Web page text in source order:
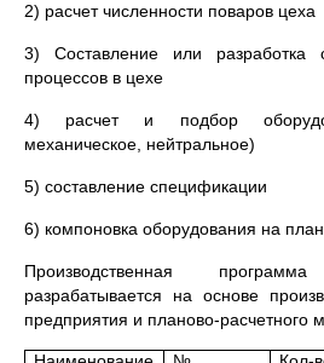
2) расчет численности поваров цеха
3) Составление или разработка
процессов в цехе
4) расчет и подбор
механическое, нейтральное)
5) составление спецификации
6) компоновка оборудования на
Производственная
разрабатывается на основе
предприятия и планово-расчетного